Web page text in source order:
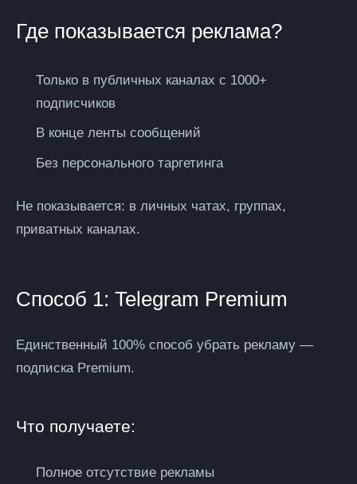
Где показывается реклама?
Только в публичных каналах с 1000+
подписчиков
В конце ленты сообщений
Без персонального таргетинга
Не показывается: в личных чатах, группах,
приватных каналах.
Способ 1: Telegram Premium
Единственный 100% способ убрать рекламу —
подписка Premium.
Что получаете:
Полное отсутствие рекламы